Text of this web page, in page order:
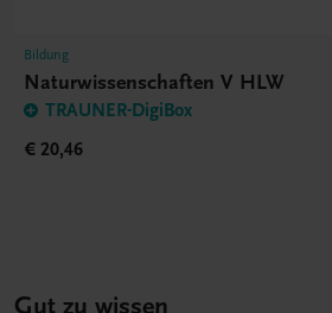
Bildung
Naturwissenschaften V HLW
TRAUNER-DigiBox
€ 20,46
Gut zu wissen